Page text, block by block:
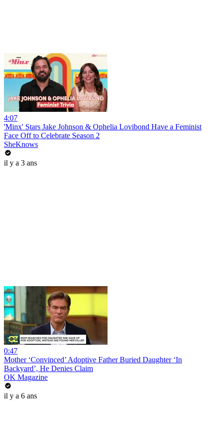
4:07
'Minx' Stars Jake Johnson & Ophelia Lovibond Have a Feminist
Face Off to Celebrate Season 2
SheKnows
il y a 3 ans
0:47
Mother ‘Convinced’ Adoptive Father Buried Daughter ‘In
Backyard’, He Denies Claim
OK Magazine
il y a 6 ans